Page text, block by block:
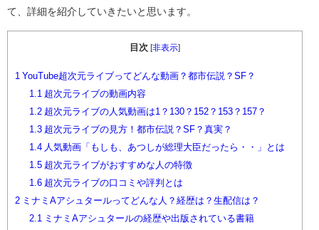
て、詳細を紹介していきたいと思います。
目次 非表示
1 YouTube超次元ライブってどんな動画？都市伝説？SF？
1.1 超次元ライブの動画内容
1.2超次元ライブの人気動画は1？130？152？153？157？
1.3超次元ライブの見方！都市伝説？SF？真実？
1.4人気動画「もしも、あつしが総理大臣だったら・・」とは
1.5超次元ライブがおすすめな人の特徴
1.6超次元ライブの口コミや評判とは
2 ミナミAアシュタールってどんな人？経歴は？生配信は？
2.1
ミナミAアシュタールの経歴や出版されている書籍